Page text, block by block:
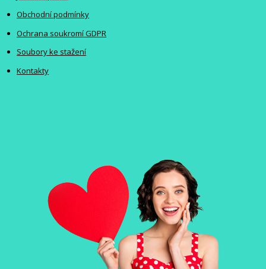
Obchodní podmínky
Ochrana soukromí GDPR
Soubory ke stažení
Kontakty